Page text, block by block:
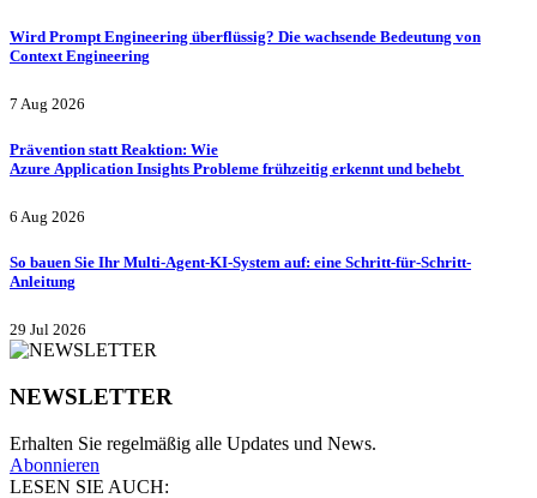
Wird Prompt Engineering überflüssig? Die wachsende Bedeutung von
Context Engineering
7 Aug 2026
Prävention statt Reaktion: Wie
Azure Application Insights Probleme frühzeitig erkennt und behebt
6 Aug 2026
So bauen Sie Ihr Multi-Agent-KI-System auf: eine Schritt-für-Schritt-
Anleitung
29 Jul 2026
NEWSLETTER
Erhalten Sie regelmäßig alle Updates und News.
Abonnieren
LESEN SIE AUCH: